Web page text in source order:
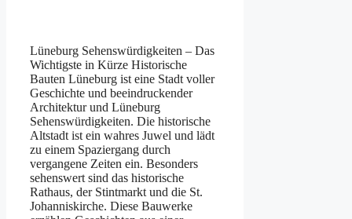
Lüneburg Sehenswürdigkeiten – Das
Wichtigste in Kürze Historische
Bauten Lüneburg ist eine Stadt voller
Geschichte und beeindruckender
Architektur und Lüneburg
Sehenswürdigkeiten. Die historische
Altstadt ist ein wahres Juwel und lädt
zu einem Spaziergang durch
vergangene Zeiten ein. Besonders
sehenswert sind das historische
Rathaus, der Stintmarkt und die St.
Johanniskirche. Diese Bauwerke